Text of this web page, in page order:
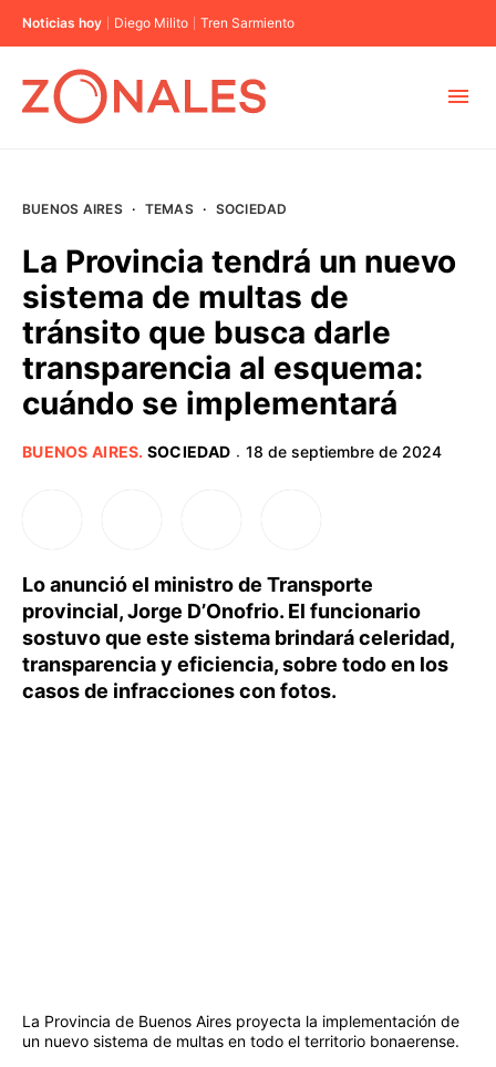
Noticias hoy Diego Milito Tren Sarmiento
BUENOS AIRES
PROVINCIAS
BUENOS AIRES · TEMAS · SOCIEDAD
La Provincia tendrá un nuevo
sistema de multas de
tránsito que busca darle
transparencia al esquema:
cuándo se implementará
BUENOS AIRES. SOCIEDAD · 18 de septiembre de 2024
Lo anunció el ministro de Transporte
provincial, Jorge D’Onofrio. El funcionario
sostuvo que este sistema brindará celeridad,
transparencia y eficiencia, sobre todo en los
casos de infracciones con fotos.
La Provincia de Buenos Aires proyecta la implementación de
un nuevo sistema de multas en todo el territorio bonaerense.